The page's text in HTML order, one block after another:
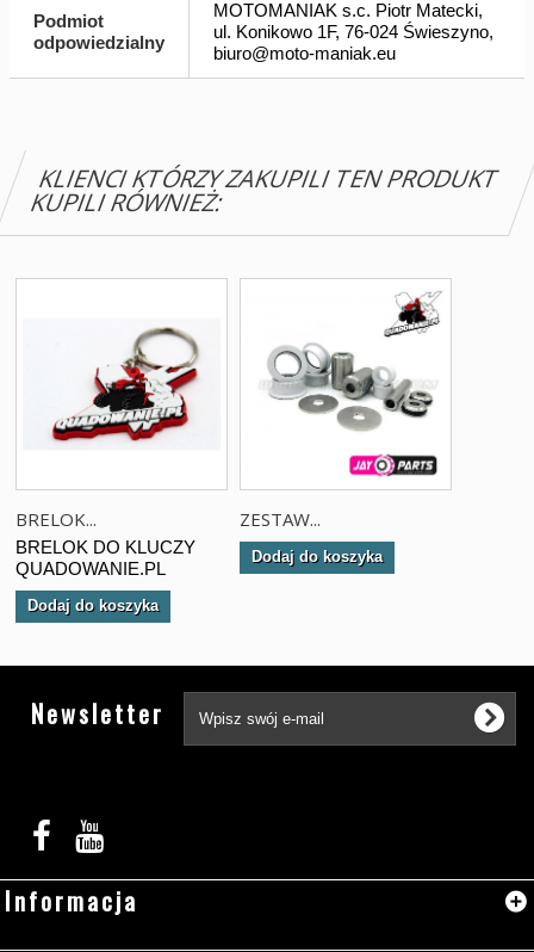
Podmiot
odpowiedzialny
MOTOMANIAK s.c. Piotr Matecki,
ul. Konikowo 1F, 76-024 Świeszyno,
biuro@moto-maniak.eu
KLIENCI KTÓRZY ZAKUPILI TEN PRODUKT
KUPILI RÓWNIEŻ:
BRELOK...
BRELOK DO KLUCZY
QUADOWANIE.PL
Dodaj do koszyka
ZESTAW...
Dodaj do koszyka
Newsletter
Informacja